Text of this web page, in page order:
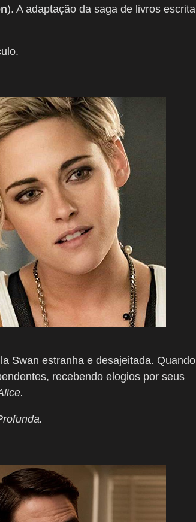
). A adaptação da saga de livros escrita
Swan estranha e desajeitada. Quando
recebendo elogios por seus